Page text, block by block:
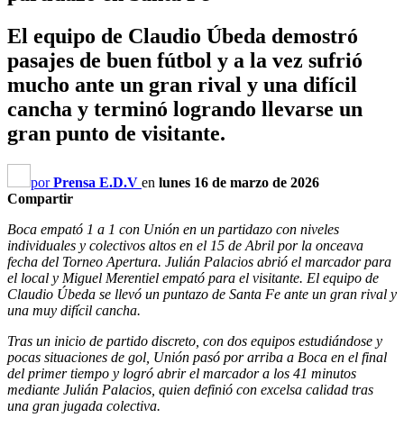
El equipo de Claudio Úbeda demostró
pasajes de buen fútbol y a la vez sufrió
mucho ante un gran rival y una difícil
cancha y terminó logrando llevarse un
gran punto de visitante.
porPrensa E.D.V en lunes 16 de marzo de 2026
Compartir
Boca empató 1 a 1 con Unión en un partidazo con niveles
individuales y colectivos altos en el 15 de Abril por la onceava
fecha del Torneo Apertura. Julián Palacios abrió el marcador para
el local y Miguel Merentiel empató para el visitante. El equipo de
Claudio Úbeda se llevó un puntazo de Santa Fe ante un gran rival y
una muy difícil cancha.
Tras un inicio de partido discreto, con dos equipos estudiándose y
pocas situaciones de gol, Unión pasó por arriba a Boca en el final
del primer tiempo y logró abrir el marcador a los 41 minutos
mediante Julián Palacios, quien definió con excelsa calidad tras
una gran jugada colectiva.